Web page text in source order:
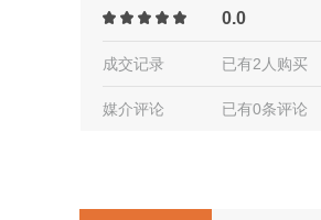
0.0
成交记录 已有2人购买
媒介评论 已有0条评论